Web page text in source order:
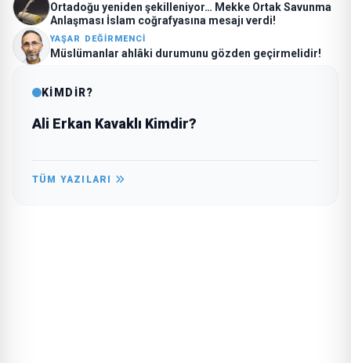
Ortadoğu yeniden şekilleniyor… Mekke Ortak Savunma
Anlaşması İslam coğrafyasına mesajı verdi!
YAŞAR DEĞIRMENCI
Müslümanlar ahlâki durumunu gözden geçirmelidir!
KİMDİR?
Ali Erkan Kavaklı Kimdir?
TÜM YAZILARI